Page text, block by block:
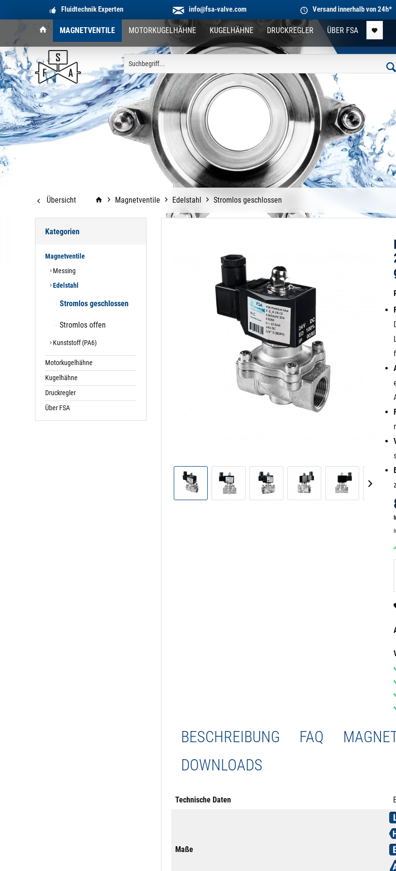
Fluidtechnik Experten info@fsa-valve.com Versand innerhalb von 24h*
MAGNETVENTILE MOTORKUGELHÄHNE KUGELHÄHNE DRUCKREGLER ÜBER FSA
Übersicht Magnetventile Edelstahl Stromlos geschlossen
Kategorien
Magnetventile
Messing
Edelstahl
Stromlos geschlossen
Stromlos offen
Kunststoff (PA6)
Motorkugelhähne
Kugelhähne
Druckregler
Über FSA
BESCHREIBUNG FAQ
DOWNLOADS
Technische Daten
Maße